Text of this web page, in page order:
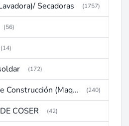
Secadoras (1757)
(56)
(14)
(172)
Maquinaria de Construcción (Maquinaria Pesada) (240)
COSER (42)